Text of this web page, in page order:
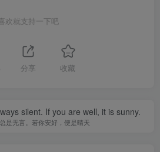
喜欢就支持一下吧
分享 收藏
silent. If you are well, it is sunny.
是无言。若你安好，便是晴天